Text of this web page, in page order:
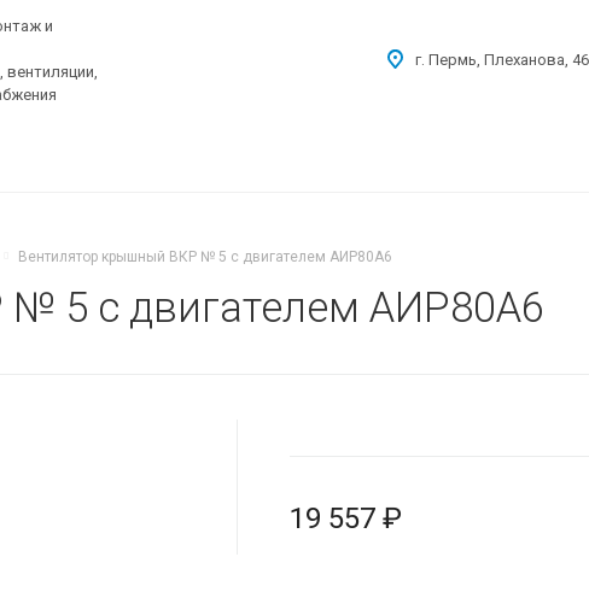
и
вентиляции,
г. Пермь, Плеханова, 46
Вентилятор крышный ВКР № 5 с двигателем АИР80А6
5 с двигателем АИР80А6
19 557 ₽